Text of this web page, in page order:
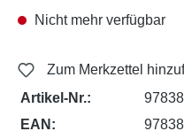
Nicht mehr verfügbar
Zum Merkzettel
Artikel-Nr.:
EAN: